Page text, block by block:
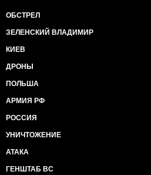
ОБСТРЕЛ
ЗЕЛЕНСКИЙ ВЛАДИМИР
КИЕВ
ДРОНЫ
ПОЛЬША
АРМИЯ РФ
РОССИЯ
УНИЧТОЖЕНИЕ
АТАКА
ГЕНШТАБ ВС